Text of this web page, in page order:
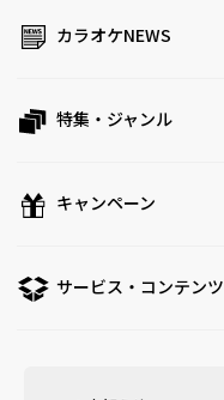
カラオケNEWS
特集・ジャンル
キャンペーン
サービス・コンテンツ